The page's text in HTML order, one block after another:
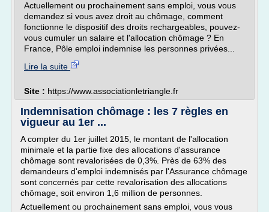
Actuellement ou prochainement sans emploi, vous vous
demandez si vous avez droit au chômage, comment
fonctionne le dispositif des droits rechargeables, pouvez-
vous cumuler un salaire et l'allocation chômage ? En
France, Pôle emploi indemnise les personnes privées...
Lire la suite
Site : https://www.associationletriangle.fr
Indemnisation chômage : les 7 règles en
vigueur au 1er ...
A compter du 1er juillet 2015, le montant de l'allocation
minimale et la partie fixe des allocations d'assurance
chômage sont revalorisées de 0,3%. Près de 63% des
demandeurs d'emploi indemnisés par l'Assurance chômage
sont concernés par cette revalorisation des allocations
chômage, soit environ 1,6 million de personnes.
Actuellement ou prochainement sans emploi, vous vous